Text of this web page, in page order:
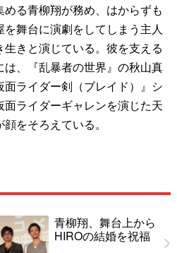
める青柳翔が務め、はからずも
を舞台に演劇をしてしまう主人
生きと演じている。彼を支える
は、『乱暴者の世界』の秋山真
面ライダー剣（ブレイド）』シ
面ライダーギャレンを演じた天
をそろえている。
青柳翔、舞台上から
HIROの結婚を祝福